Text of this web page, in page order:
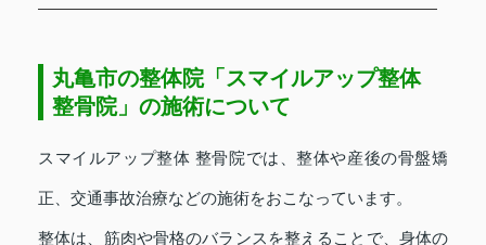
丸亀市の整体院「スマイルアップ整体
整骨院」の施術について
スマイルアップ整体 整骨院では、整体や産後の骨盤矯
正、交通事故治療などの施術をおこなっています。
整体は、筋肉や骨格のバランスを整えることで、身体の